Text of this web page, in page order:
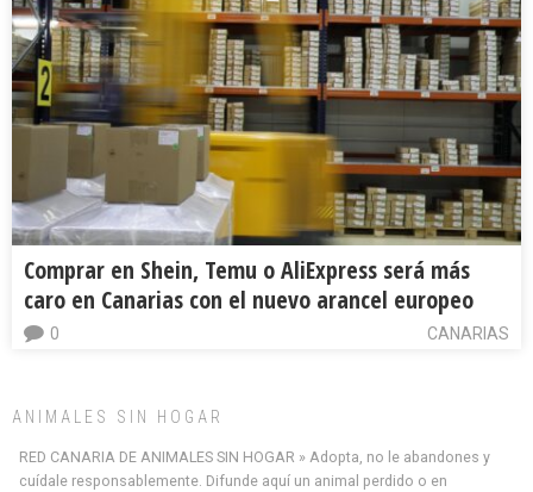
Comprar en Shein, Temu o AliExpress será más
caro en Canarias con el nuevo arancel europeo
CANARIAS
0
ANIMALES SIN HOGAR
RED CANARIA DE ANIMALES SIN HOGAR » Adopta, no le abandones y
cuídale responsablemente. Difunde aquí un animal perdido o en